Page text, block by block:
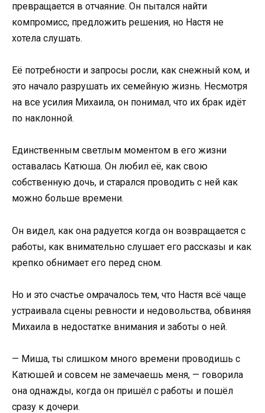
превращается в отчаяние. Он пытался найти
компромисс, предложить решения, но Настя не
хотела слушать.
Её потребности и запросы росли, как снежный ком, и
это начало разрушать их семейную жизнь. Несмотря
на все усилия Михаила, он понимал, что их брак идёт
по наклонной.
Единственным светлым моментом в его жизни
оставалась Катюша. Он любил её, как свою
собственную дочь, и старался проводить с ней как
можно больше времени.
Он видел, как она радуется когда он возвращается с
работы, как внимательно слушает его рассказы и как
крепко обнимает его перед сном.
Но и это счастье омрачалось тем, что Настя всё чаще
устраивала сцены ревности и недовольства, обвиняя
Михаила в недостатке внимания и заботы о ней.
— Миша, ты слишком много времени проводишь с
Катюшей и совсем не замечаешь меня, — говорила
она однажды, когда он пришёл с работы и пошёл
сразу к дочери.